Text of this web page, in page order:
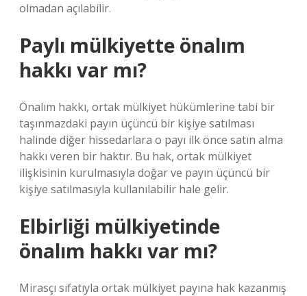
olmadan açılabilir.
Paylı mülkiyette önalım
hakkı var mı?
Önalım hakkı, ortak mülkiyet hükümlerine tabi bir
taşınmazdaki payın üçüncü bir kişiye satılması
halinde diğer hissedarlara o payı ilk önce satın alma
hakkı veren bir haktır. Bu hak, ortak mülkiyet
ilişkisinin kurulmasıyla doğar ve payın üçüncü bir
kişiye satılmasıyla kullanılabilir hale gelir.
Elbirliği mülkiyetinde
önalım hakkı var mı?
Mirasçı sıfatıyla ortak mülkiyet payına hak kazanmış